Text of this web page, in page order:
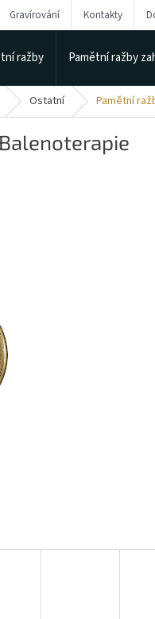
Gravírování Kontakty
ražby Pamětní ražby
Ostatní Pamětní